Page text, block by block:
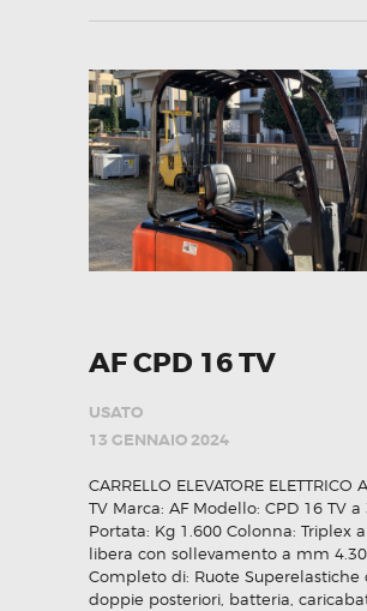
AF CPD 16 TV
USATO
13 GENNAIO 2024
CARRELLO ELEVATORE ELETTRICO
TV Marca: AF Modello: CPD 16 TV
Portata: Kg 1.600 Colonna: Triplex
libera con sollevamento a mm
Completo di: Ruote Superelastiche
doppie posteriori, batteria,